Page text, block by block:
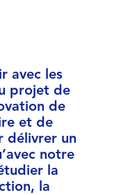
avec les
projet de
de
et de
délivrer un
notre
la
la